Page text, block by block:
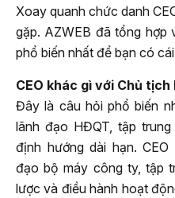
Xoay quanh chức danh
gặp. AZWEB đã tổng hợp
phổ biến nhất để bạn có
CEO khác gì với Chủ
Đây là câu hỏi phổ biến
lãnh đạo HĐQT, tập
định hướng dài hạn.
đạo bộ máy công ty, tập
lược và điều hành hoạt